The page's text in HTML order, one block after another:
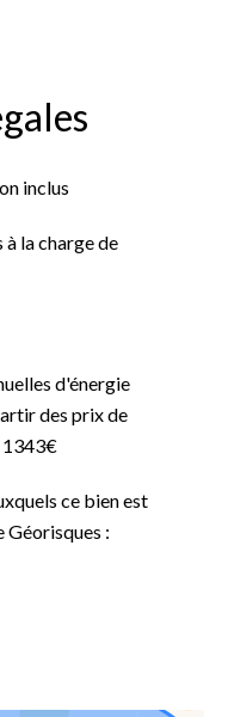
inclus
la charge de
d'énergie
des prix de
1343€
ce bien est
Géorisques :